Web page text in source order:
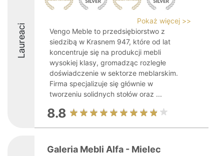
Laureaci
Pokaż więcej >>
Vengo Meble to przedsiębiorstwo z
siedzibą w Krasnem 947, które od lat
koncentruje się na produkcji mebli
wysokiej klasy, gromadząc rozległe
doświadczenie w sektorze meblarskim.
Firma specjalizuje się głównie w
tworzeniu solidnych stołów oraz ...
8.8
Galeria Mebli Alfa - Mielec